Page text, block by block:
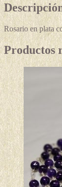
Rosario en plata
Productos